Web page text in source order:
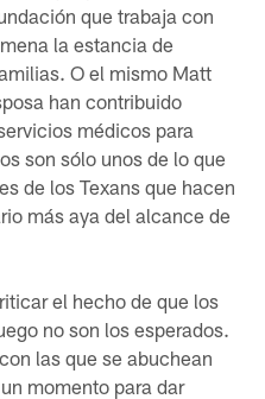
que trabaja con
la estancia de
O el mismo Matt
han contribuido
médicos para
son sólo unos de lo que
de los Texans que hacen
más aya del alcance de
el hecho de que los
no son los esperados.
las que se abuchean
momento para dar